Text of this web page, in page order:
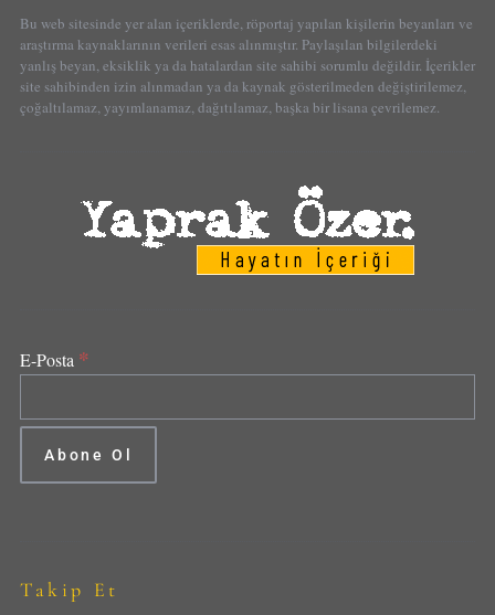
Bu web sitesinde yer alan içeriklerde, röportaj yapılan kişilerin beyanları ve
araştırma kaynaklarının verileri esas alınmıştır. Paylaşılan bilgilerdeki
yanlış beyan, eksiklik ya da hatalardan site sahibi sorumlu değildir. İçerikler
site sahibinden izin alınmadan ya da kaynak gösterilmeden değiştirilemez,
çoğaltılamaz, yayımlanamaz, dağıtılamaz, başka bir lisana çevrilemez.
E-Posta *
Takip Et